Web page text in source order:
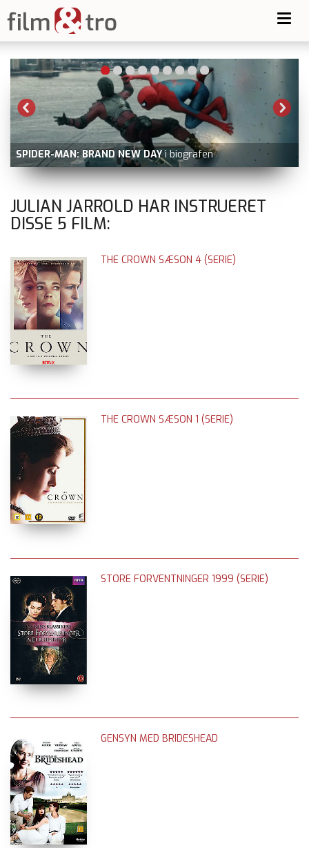
SPIDER-MAN: BRAND NEW DAY i biografen
JULIAN JARROLD HAR INSTRUERET
DISSE 5 FILM:
THE CROWN SÆSON 4 (SERIE)
THE CROWN SÆSON 1 (SERIE)
STORE FORVENTNINGER 1999 (SERIE)
GENSYN MED BRIDESHEAD